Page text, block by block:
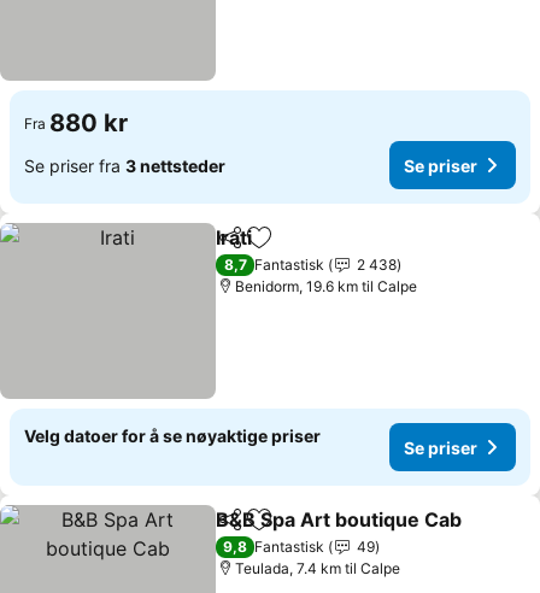
Fra 880 kr
Se priser fra 3 nettsteder Se priser
Del Legg til i favoritter
Irati
8,7 Fantastisk
2 438
Benidorm, 19.6 km til Calpe
Velg datoer for å se nøyaktige priser
Se priser
Del Legg til i favoritter
B&B Spa Art boutique Cab
9,8 Fantastisk
49
Teulada, 7.4 km til Calpe